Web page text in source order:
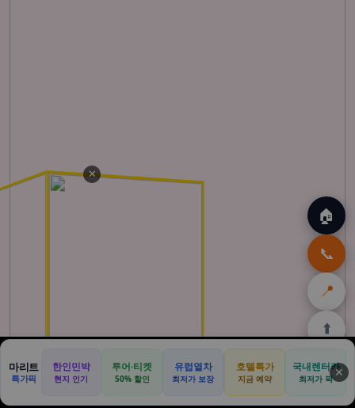
🏠
📞
📍
⬆️
🏠
홈
🏝️
몰디브
🌴
발리
🌺
하와이
🎁
쿠팡
할인
✕
마리트
특가픽
한인민박
현지 인기
투어·티켓
50% 할인
유럽열차
최저가 보장
호텔특가
지금 예약
국내렌터카
최저가 픽 ✕